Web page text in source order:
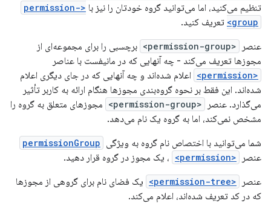
تنظیم می‌کنید، اما می‌توانید گروه خودتان را نیز با
<permission-
group>
تعریف کنید.
عنصر
<permission-group>
برچسبی را برای مجموعه‌ای از
مجوزها تعریف می‌کند - چه آنهایی که در مانیفست با عناصر
<permission>
اعلام شده‌اند و چه آنهایی که در جای دیگری اعلام
شده‌اند. این فقط بر نحوه گروه‌بندی مجوزها هنگام ارائه به کاربر تأثیر
می‌گذارد. عنصر
<permission-group>
مجوزهای متعلق به گروه را
مشخص نمی‌کند، اما به گروه یک نام می‌دهد.
شما می‌توانید با اختصاص نام گروه به ویژگی permissionGroup
عنصر <permission>
، یک مجوز در گروه قرار دهید.
عنصر
<permission-tree>
یک فضای نام برای گروهی از مجوزها
که در کد تعریف شده‌اند، اعلام می‌کند.